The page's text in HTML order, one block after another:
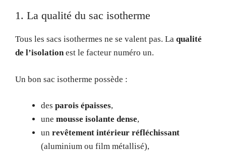
1. La qualité du sac isotherme
Tous les sacs isothermes ne se valent pas. La qualité
de l’isolationest le facteur numéro un.
Un bon sac isotherme possède :
des parois épaisses,
une mousse isolante dense,
un revêtement intérieur réfléchissant
(aluminium ou film métallisé),